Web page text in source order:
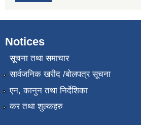
Notices
सूचना तथा समाचार
सार्वजनिक खरीद /बोलपत्र सूचना
एन, कानुन तथा निर्देशिका
कर तथा शुल्कहरु